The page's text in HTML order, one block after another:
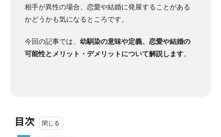
相手が異性の場合、恋愛や結婚に発展することがある
かどうかも気になるところです。
今回の記事では、 幼馴染の意味や定義、恋愛や結婚の
可能性とメリット・デメリットについて解説します。
目次